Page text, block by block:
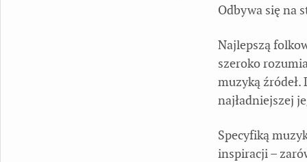
Odbywa się na
Najlepszą
szeroko
muzyką
najładniejszej
Specyfiką
inspiracji –